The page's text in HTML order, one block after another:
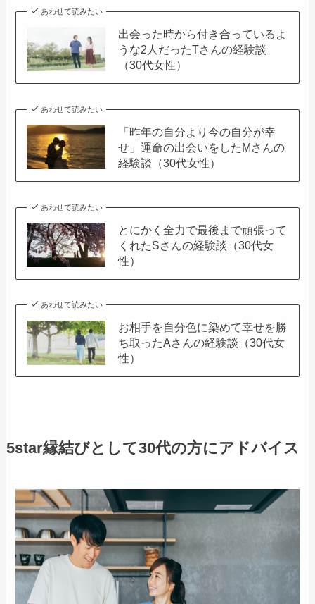
あわせて読みたい
出会った時から付き合っているよ
うな2人だったTさんの経験談
（30代女性）
あわせて読みたい
「昨年の自分より今の自分が幸
せ」運命の出会いをしたMさんの
経験談（30代女性）
あわせて読みたい
とにかく全力で最後まで頑張って
くれたSさんの経験談（30代女
性）
あわせて読みたい
お相手を自分色に染めて幸せを勝
ち取ったAさんの経験談（30代女
性）
5star縁結びとして30代の方にアドバイス